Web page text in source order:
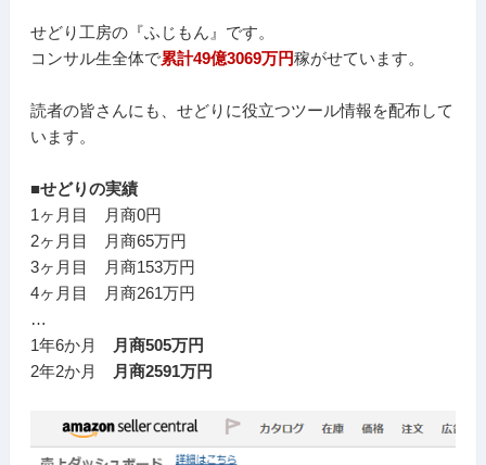
せどり工房の『ふじもん』です。
コンサル生全体で累計49億3069万円稼がせています。
読者の皆さんにも、せどりに役立つツール情報を配布して
います。
■せどりの実績
1ヶ月目 月商0円
2ヶ月目 月商65万円
3ヶ月目 月商153万円
4ヶ月目 月商261万円
…
1年6か月
月商505万円
2年2か月
月商2591万円